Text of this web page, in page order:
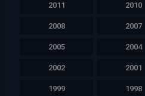
2011 2010
2008 2007
2005 2004
2002 2001
1999 1998